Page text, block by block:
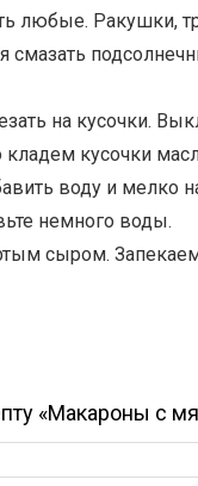
любые. Ракушки,
смазать
на кусочки.
кусочки
воду и мелко
немного воды.
сыром.
«Макароны с